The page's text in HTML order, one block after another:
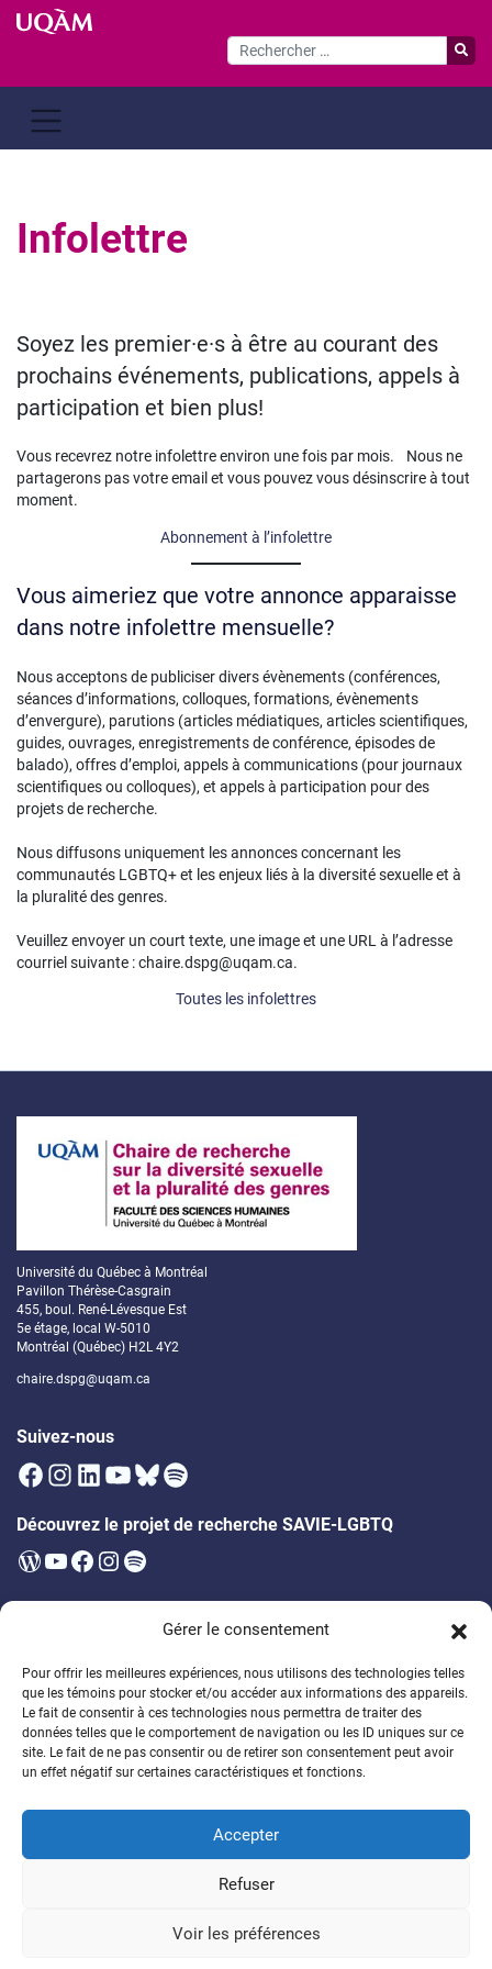
Gérer le consentement
Pour offrir les meilleures expériences, nous utilisons des technologies telles
que les témoins pour stocker et/ou accéder aux informations des appareils.
Le fait de consentir à ces technologies nous permettra de traiter des
données telles que le comportement de navigation ou les ID uniques sur ce
site. Le fait de ne pas consentir ou de retirer son consentement peut avoir
un effet négatif sur certaines caractéristiques et fonctions.
Accepter
Refuser
Voir les préférences
Passer
Infolettre
Soyez les premier·e·s à être au courant des
prochains événements, publications, appels à
participation et bien plus!
Vous recevrez notre infolettre environ une fois par mois. Nous ne
partagerons pas votre email et vous pouvez vous désinscrire à tout
moment.
Abonnement à l’infolettre
Vous aimeriez que votre annonce apparaisse
dans notre infolettre mensuelle?
Nous acceptons de publiciser divers évènements (conférences,
séances d’informations, colloques, formations, évènements
d’envergure), parutions (articles médiatiques, articles scientifiques,
guides, ouvrages, enregistrements de conférence, épisodes de
balado), offres d’emploi, appels à communications (pour journaux
scientifiques ou colloques), et appels à participation pour des
projets de recherche.
Nous diffusons uniquement les annonces concernant les
communautés LGBTQ+ et les enjeux liés à la diversité sexuelle et à
la pluralité des genres.
Veuillez envoyer un court texte, une image et une URL à l’adresse
courriel suivante : chaire.dspg@uqam.ca.
Toutes les infolettres
Université du Québec à Montréal
Pavillon Thérèse-Casgrain
455, boul. René-Lévesque Est
5e étage, local W-5010
Montréal (Québec) H2L 4Y2
chaire.dspg@uqam.ca
Suivez-nous
Facebook
Instagram
LinkedIn
YouTube
Bluesky
Spotify
Découvrez le projet de recherche SAVIE-LGBTQ
WordPress
YouTube
Facebook
Instagram
Spotify
Soutenez la formation des étudiant·es
Encouragez un généreux programme de bourses
Faire un don
Chaire de recherche sur la DSPG
Politique de témoins